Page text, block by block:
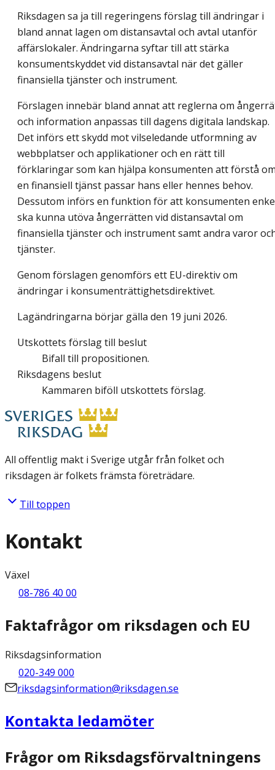
Riksdagen sa ja till regeringens förslag till ändringar i
bland annat lagen om distansavtal och avtal utanför
affärslokaler. Ändringarna syftar till att stärka
konsumentskyddet vid distansavtal när det gäller
finansiella tjänster och instrument.
Förslagen innebär bland annat att reglerna om
och information anpassas till dagens digitala landskap.
Det införs ett skydd mot vilseledande utformning av
webbplatser och applikationer och en rätt till
förklaringar som kan hjälpa konsumenten att förstå
en finansiell tjänst passar hans eller hennes behov.
Dessutom införs en funktion för att konsumenten
ska kunna utöva ångerrätten vid distansavtal om
finansiella tjänster och instrument samt andra varor
tjänster.
Genom förslagen genomförs ett EU-direktiv om
ändringar i konsumenträttighetsdirektivet.
Lagändringarna börjar gälla den 19 juni 2026.
Utskottets förslag till beslut
Bifall till propositionen.
Riksdagens beslut
Kammaren biföll utskottets förslag.
All offentlig makt i Sverige utgår från folket och
riksdagen är folkets främsta företrädare.
Till toppen
Kontakt
Växel
08-786 40 00
Faktafrågor om riksdagen och EU
Riksdagsinformation
020-349 000
riksdagsinformation@riksdagen.se
Kontakta ledamöter
Frågor om Riksdagsförvaltningens